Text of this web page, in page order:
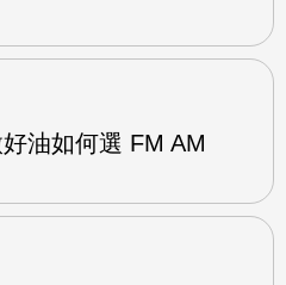
油如何選 FM AM